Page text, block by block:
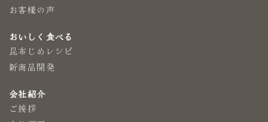
お客様の声
おいしく食べる
昆布じめレシピ
新商品開発
会社紹介
ご挨拶